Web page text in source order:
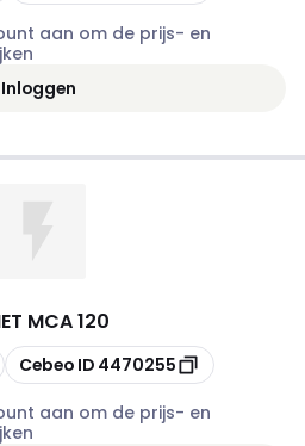
aan om de prijs- en
Inloggen
MCA 120
Kopiëren
Cebeo ID 4470255
aan om de prijs- en